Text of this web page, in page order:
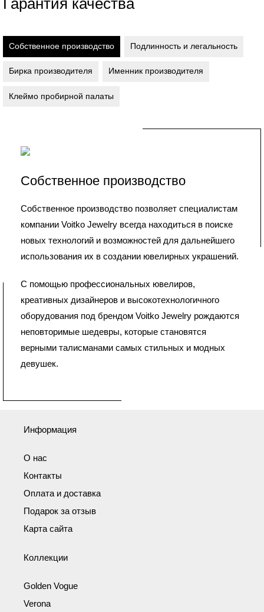
Гарантия качества
Собственное производство Подлинность и легальность
Бирка производителя Именник производителя
Клеймо пробирной палаты
Собственное производство
Собственное производство позволяет специалистам
компании Voitko Jewelry всегда находиться в поиске
новых технологий и возможностей для дальнейшего
использования их в создании ювелирных украшений.
С помощью профессиональных ювелиров,
креативных дизайнеров и высокотехнологичного
оборудования под брендом Voitko Jewelry рождаются
неповторимые шедевры, которые становятся
верными талисманами самых стильных и модных
девушек.
Информация
О нас
Контакты
Оплата и доставка
Подарок за отзыв
Карта сайта
Коллекции
Golden Vogue
Verona